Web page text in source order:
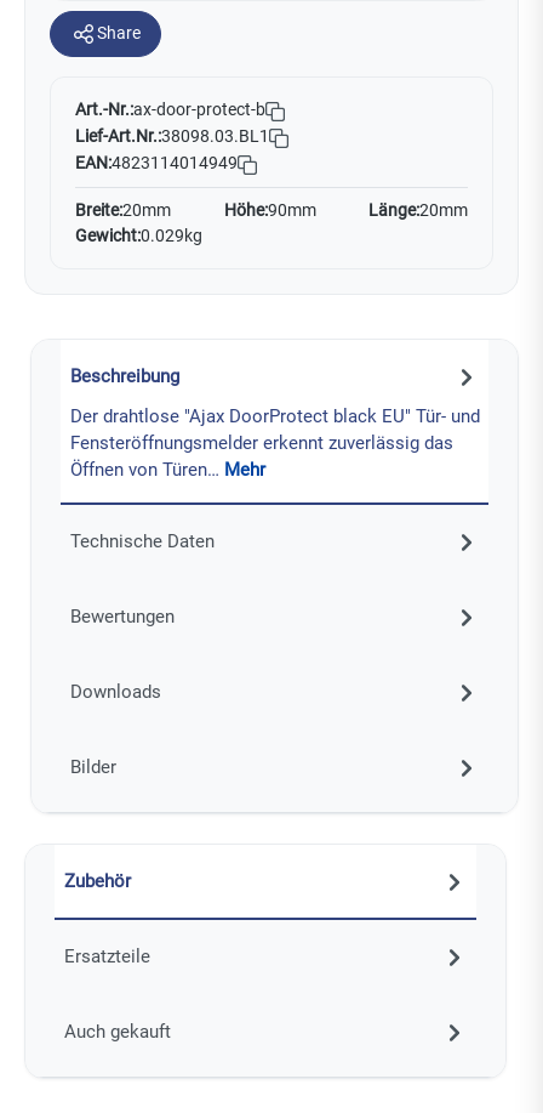
Share
Art.-Nr.:ax-door-protect-b
Lief-Art.Nr.:38098.03.BL1
EAN:4823114014949
Breite:20mm Höhe:90mm Länge:20mm
Gewicht:0.029kg
Beschreibung
Der drahtlose "Ajax DoorProtect black EU" Tür- und
Fensteröffnungsmelder erkennt zuverlässig das
Öffnen von Türen… Mehr
Technische Daten
Bewertungen
Downloads
Bilder
Zubehör
Ersatzteile
Auch gekauft